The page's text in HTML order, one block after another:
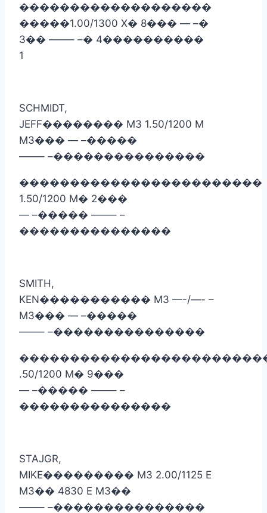
�������������������
�����1.00/1300 X� 8��� — –�
3�� ——– –� 4����������
1
SCHMIDT,
JEFF�������� M3 1.50/1200 M
M3��� — –�����
——– –���������������
������������������������
1.50/1200 M� 2���
— –����� ——– –
���������������
SMITH,
KEN����������� M3 —-/—- –
M3��� — –�����
——– –���������������
.50/1200 M� 9���
— –����� ——– –
���������������
STAJGR,
MIKE��������� M3 2.00/1125 E
M3�� 4830 E M3��
——– –���������������